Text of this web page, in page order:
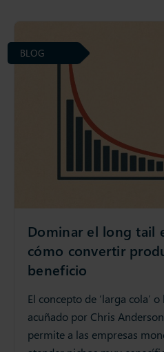
Dominar el long tail
cómo convertir
beneficio
El concepto de ‘larga cola’
acuñado por Chris
permite a las empresas
BLOG